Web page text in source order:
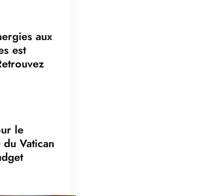
aux
est
le
Vatican